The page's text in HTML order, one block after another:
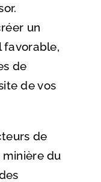
un
favorable,
de
de vos
de
minière du